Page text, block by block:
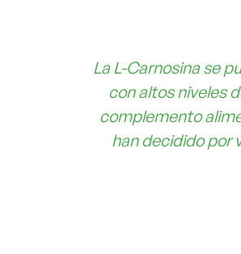
La L-Carnosina se
con altos niveles
complemento
han decidido por